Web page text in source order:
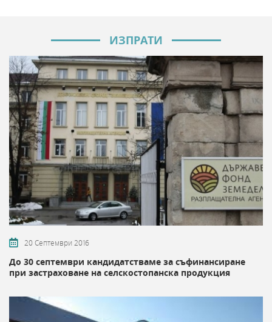
ИЗПРАТИ
20 Септември 2016
До 30 септември кандидатстваме за съфинансиране
при застраховане на селскостопанска продукция